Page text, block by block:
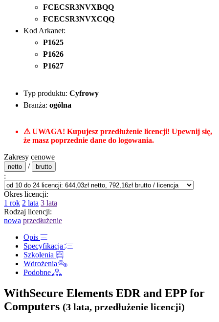
FCECSR3NVXBQQ
FCECSR3NVXCQQ
Kod Arkanet:
P1625
P1626
P1627
Typ produktu: Cyfrowy
Branża: ogólna
⚠ UWAGA! Kupujesz przedłużenie licencji! Upewnij się,
że masz poprzednie dane do logowania.
Zakresy cenowe
netto / brutto
:
Okres licencji:
1 rok 2 lata 3 lata
Rodzaj licencji:
nowa przedłużenie
Opis
Specyfikacja
Szkolenia
Wdrożenia
Podobne
WithSecure Elements EDR and EPP for
Computers (3 lata, przedłużenie licencji)